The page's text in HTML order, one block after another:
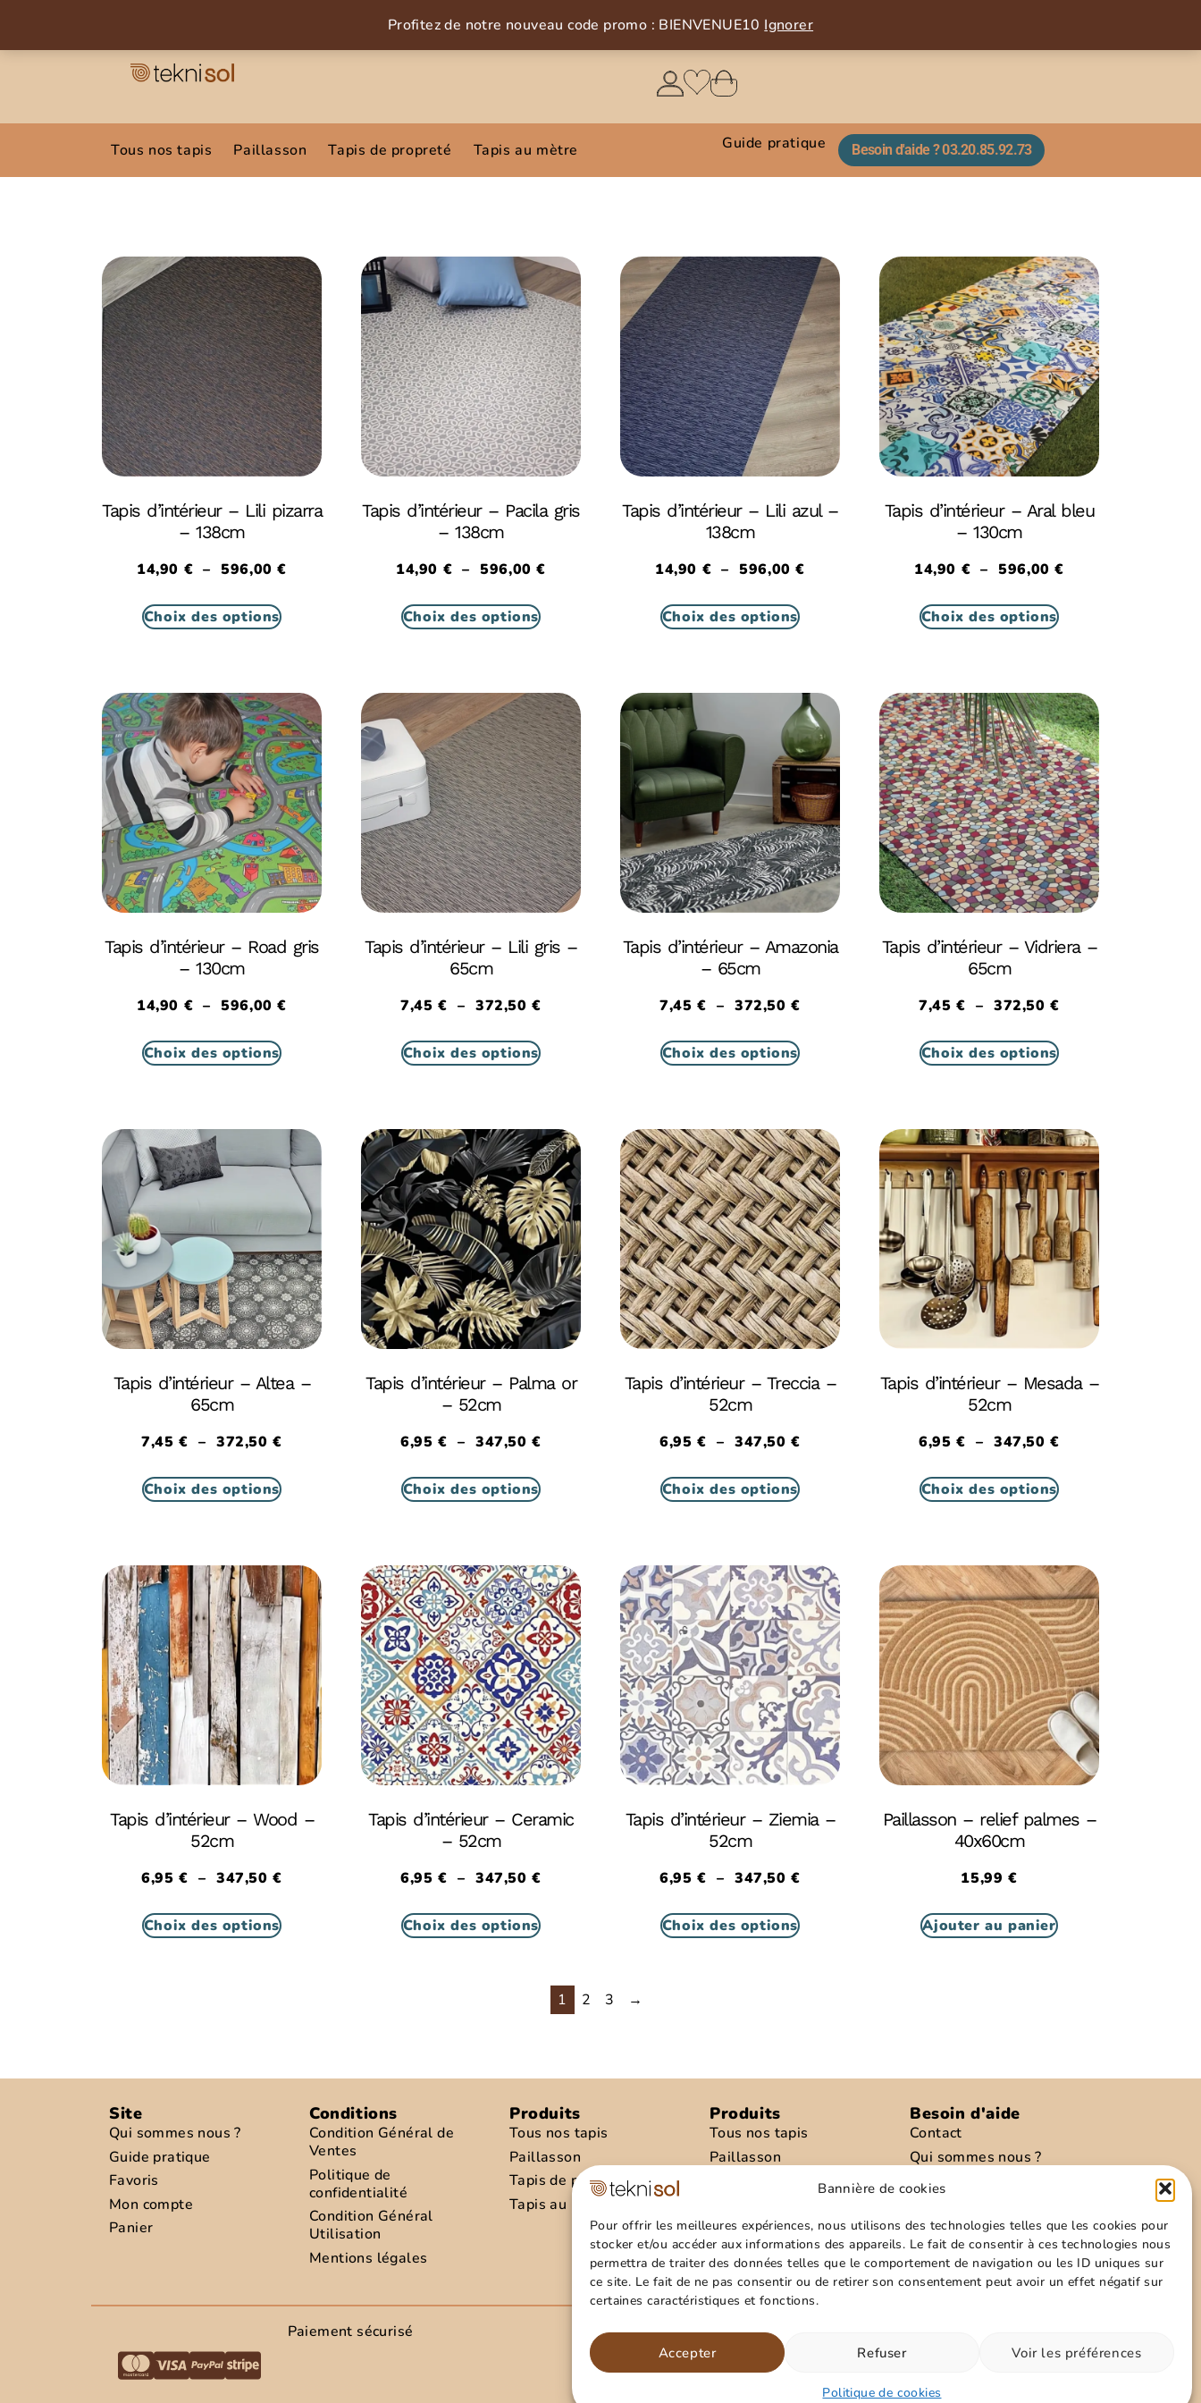
Bannière de cookies
Pour offrir les meilleures expériences, nous utilisons des technologies telles que les cookies pour
stocker et/ou accéder aux informations des appareils. Le fait de consentir à ces technologies nous
permettra de traiter des données telles que le comportement de navigation ou les ID uniques sur
ce site. Le fait de ne pas consentir ou de retirer son consentement peut avoir un effet négatif sur
certaines caractéristiques et fonctions.
Accepter Refuser Voir les préférences
Politique de cookies
Profitez de notre nouveau code promo : BIENVENUE10 Ignorer
Tous nos tapis Paillasson Tapis de propreté Tapis au mètre Guide pratique Besoin d'aide ? 03.20.85.92.73​
Tapis d’intérieur – Lili pizarra
– 138cm
14,90 € – 596,00€
Choix des options
Tapis d’intérieur – Pacila gris
– 138cm
14,90 € – 596,00€
Choix des options
Tapis d’intérieur – Lili azul –
138cm
14,90 € – 596,00€
Choix des options
Tapis d’intérieur – Aral bleu
– 130cm
14,90 € – 596,00€
Choix des options
Tapis d’intérieur – Road gris
– 130cm
14,90 € – 596,00€
Choix des options
Tapis d’intérieur – Lili gris –
65cm
7,45€ – 372,50€
Choix des options
Tapis d’intérieur – Amazonia
– 65cm
7,45€ – 372,50€
Choix des options
Tapis d’intérieur – Vidriera –
65cm
7,45€ – 372,50€
Choix des options
Tapis d’intérieur – Altea –
65cm
7,45€ – 372,50€
Choix des options
Tapis d’intérieur – Palma or
– 52cm
6,95€ – 347,50€
Choix des options
Tapis d’intérieur – Treccia –
52cm
6,95€ – 347,50€
Choix des options
Tapis d’intérieur – Mesada –
52cm
6,95€ – 347,50€
Choix des options
Tapis d’intérieur – Wood –
52cm
6,95€ – 347,50€
Choix des options
Tapis d’intérieur – Ceramic
– 52cm
6,95€ – 347,50€
Choix des options
Tapis d’intérieur – Ziemia –
52cm
6,95€ – 347,50€
Choix des options
Paillasson – relief palmes –
40x60cm
15,99 €
Ajouter au panier
1 2 3 →
Besoin d'aide
Contact
Qui sommes nous ?
Conditions d’envoies
Informations personnelles
Politique de cookies
Conditions générales
Produits
Tous nos tapis
Paillasson
Tapis de propreté
Produits
Tous nos tapis
Paillasson
Tapis de propreté
Tapis au mètre
Conditions
Condition Général de
Ventes
Politique de
confidentialité
Condition Général
Utilisation
Mentions légales
Site
Qui sommes nous ?
Guide pratique
Favoris
Mon compte
Panier
Paiement sécurisé Rejoignez nous sur les réseaux !